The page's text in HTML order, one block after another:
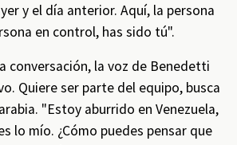
y el día anterior. Aquí, la persona
en control, has sido tú".
conversación, la voz de Benedetti
Quiere ser parte del equipo, busca
"Estoy aburrido en Venezuela,
lo mío. ¿Cómo puedes pensar que